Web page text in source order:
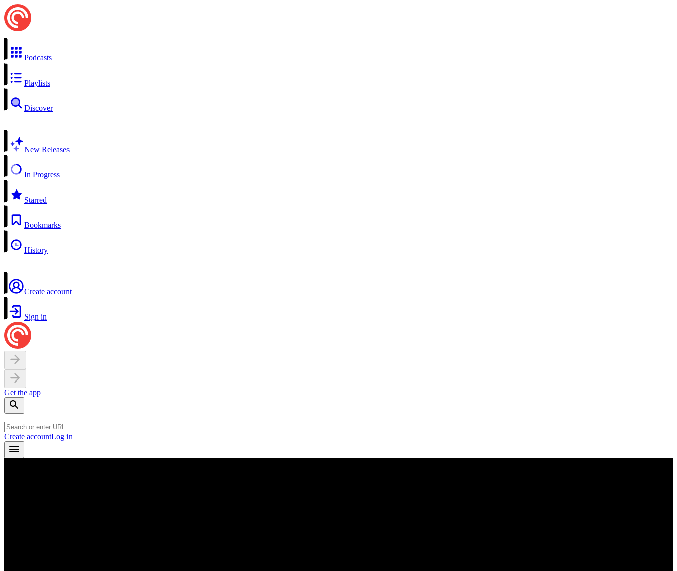
Podcasts
Playlists
Discover
New Releases
In Progress
Starred
Bookmarks
History
Create account
Sign in
Get the app
Create accountLog in